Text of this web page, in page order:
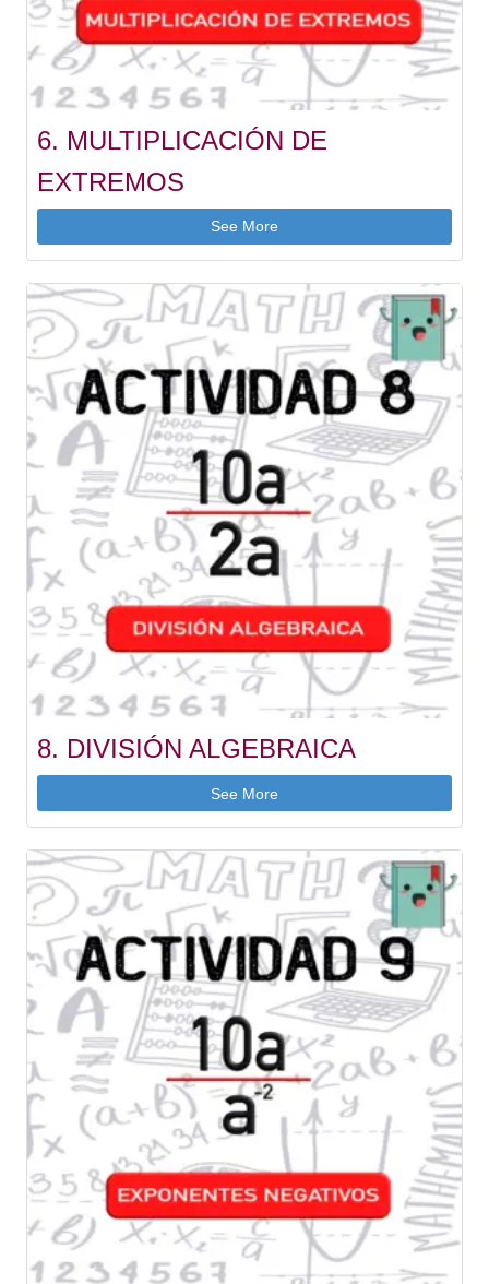
6. MULTIPLICACIÓN DE
EXTREMOS
See More
8. DIVISIÓN ALGEBRAICA
See More